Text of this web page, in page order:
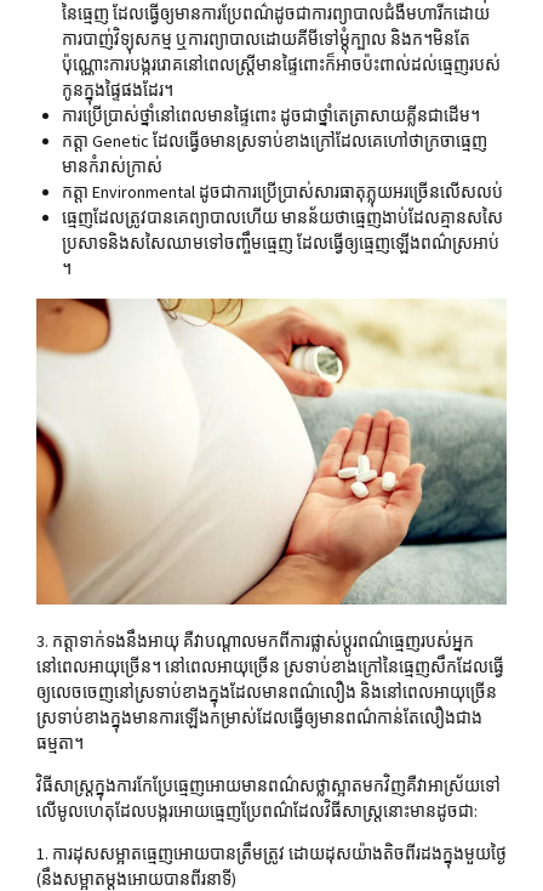
នៃ​ធ្មេញ ​ដែល​ធ្វើឲ្យ​មានការ​ប្រែ​ពណ៌​ដូចជាការ​ព្យាបាលជំងឺមហារីក​ដោយ​
ការ​បាញ់​វិទ្យុ​សកម្ម ឬការព្យាបាលដោយគីមី​ទៅ​ម្តុំ​ក្បាល ​និង​ក។មិនតែ
ប៉ុណ្ណោះការបង្កររោគ​នៅពេល​ស្រ្តី​មាន​ផ្ទៃ​ពោះ​ក៏​អាច​ប៉ះ​ពាល់​ដល់​ធ្មេញ​របស់​
កូន​ក្នុង​ផ្ទៃ​ផងដែរ។
ការប្រើ​ប្រាស់​ថ្នាំ​នៅ​ពេលមាន​ផ្ទៃ​ពោះ​ ដូចជា​ថ្នាំ​តេត្រាសាយគ្លីនជាដើម។
កត្តា​ Genetic​ ដែល​ធ្វើឲមាន​ស្រទាប់​ខាងក្រៅ​ដែល​គេហៅថា​ក្រចាធ្មេញ
មាន​កំរាស់​ក្រាស់
កត្តា​ Environmental​ ដូចជាការ​ប្រើ​ប្រាស់​សារធាតុ​ភ្លុយអរច្រើន​លើសលប់
ធ្មេញ​ដែល​ត្រូវបានគេព្យាបាលហើយ​ មានន័យ​ថា​ធ្មេញ​ងាប់ដែល​គ្មាន​សសៃ​
ប្រសាទ​និង​សសៃ​ឈាមទៅ​ចញ្ចឹម​ធ្មេញ​ ដែល​ធ្វើឲ្យ​ធ្មេញ​ឡើងពណ៌​ស្រអាប់​
។
3.​ កត្តាទាក់ទងនឹងអាយុ គឺវាបណ្តាលមកពីការផ្លាស់ប្តូរពណ៌ធ្មេញរបស់អ្នក
នៅពេលអាយុច្រើន។ នៅពេលអាយុច្រើន ស្រទាប់ខាងក្រៅនៃធ្មេញសឹកដែលធ្វើ
ឲ្យលេចចេញនៅស្រទាប់ខាងក្នុងដែលមានពណ៌លឿង និងនៅពេលអាយុច្រើន
ស្រទាប់ខាងក្នុងមានការឡើងកម្រាស់ដែលធ្វើឲ្យមានពណ៌កាន់តែលឿងជាង
ធម្មតា។
វិធីសាស្ត្រក្នុងការកែប្រែធ្មេញអោយមានពណ៌សថ្លាស្អាតមកវិញគឺវាអាស្រ័យទៅ
លើមូលហេតុដែលបង្ករអោយធ្មេញប្រែពណ៌ដែលវិធីសាស្ត្រនោះមានដូចជា:
1.​ ការដុសសម្អាតធ្មេញអោយបានត្រឹមត្រូវ ដោយដុសយ៉ាងតិចពីរដងក្នុងមួយថ្ងៃ
(នឹងសម្អាតម្តងអោយបានពីរនាទី)